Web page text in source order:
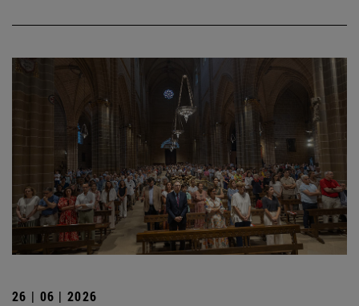
26 | 06 | 2026